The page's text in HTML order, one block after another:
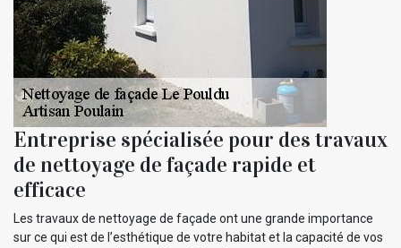
Entreprise spécialisée pour des travaux
de nettoyage de façade rapide et
efficace
Les travaux de nettoyage de façade ont une grande importance
sur ce qui est de l’esthétique de votre habitat et la capacité de vos